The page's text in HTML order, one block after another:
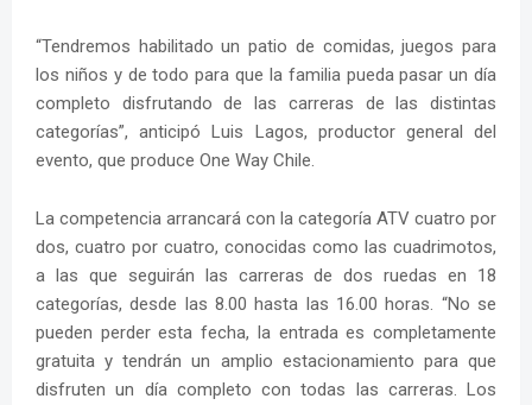
“Tendremos habilitado un patio de comidas, juegos para
los niños y de todo para que la familia pueda pasar un día
completo disfrutando de las carreras de las distintas
categorías”, anticipó Luis Lagos, productor general del
evento, que produce One Way Chile.
La competencia arrancará con la categoría ATV cuatro por
dos, cuatro por cuatro, conocidas como las cuadrimotos,
a las que seguirán las carreras de dos ruedas en 18
categorías, desde las 8.00 hasta las 16.00 horas. “No se
pueden perder esta fecha, la entrada es completamente
gratuita y tendrán un amplio estacionamiento para que
disfruten un día completo con todas las carreras. Los